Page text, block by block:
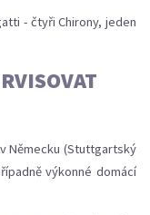
- čtyři Chirony, jeden
Německu (Stuttgartský
výkonné domácí